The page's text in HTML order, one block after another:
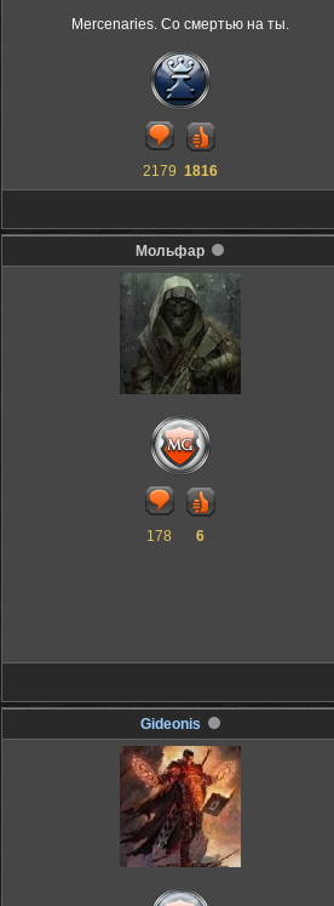
Mercenaries. Со смертью на ты.
2179 1816
Мольфар
178 6
Gideonis